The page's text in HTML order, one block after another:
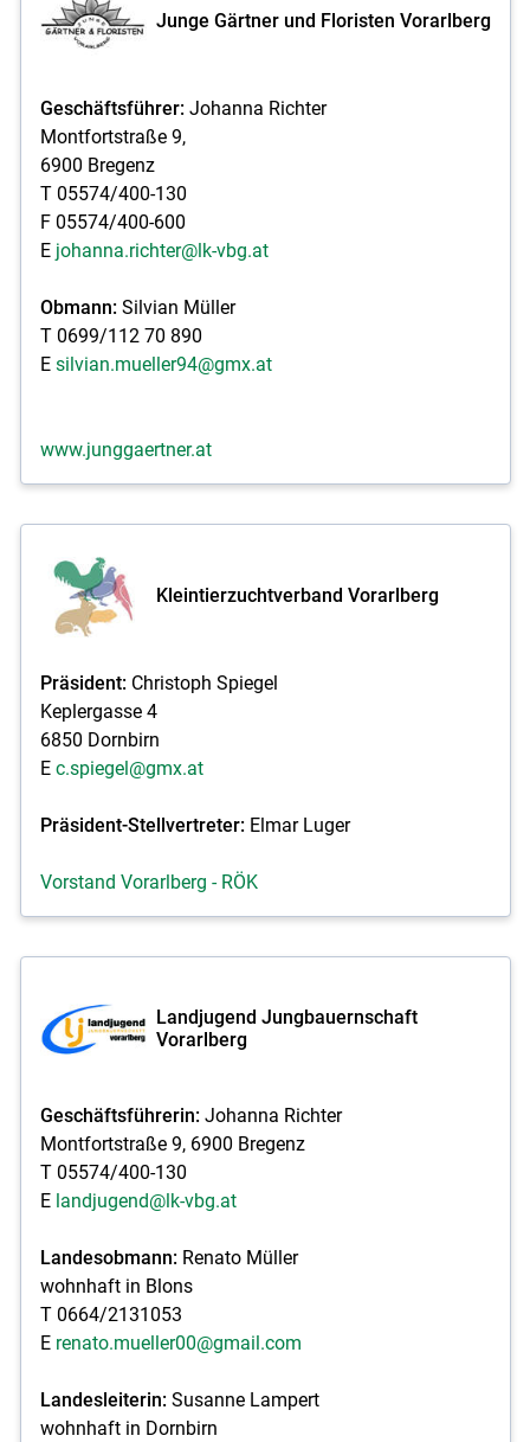
Junge Gärtner und Floristen Vorarlberg
Geschäftsführer:Johanna Richter
Montfortstraße 9,
6900 Bregenz
T 05574/400-130
F 05574/400-600
E johanna.richter@lk-vbg.at
Obmann:Silvian Müller
T 0699/112 70 890
E silvian.mueller94@gmx.at
www.junggaertner.at
Kleintierzuchtverband Vorarlberg
Präsident:Christoph Spiegel
Keplergasse 4
6850 Dornbirn
E c.spiegel@gmx.at
Präsident-Stellvertreter: Elmar Luger
Vorstand Vorarlberg - RÖK
Landjugend Jungbauernschaft
Vorarlberg
Geschäftsführerin: Johanna Richter
Montfortstraße 9, 6900 Bregenz
T 05574/400-130
E landjugend@lk-vbg.at
Landesobmann:Renato Müller
wohnhaft in Blons
T 0664/2131053
E renato.mueller00@gmail.com
Landesleiterin: Susanne Lampert
wohnhaft in Dornbirn